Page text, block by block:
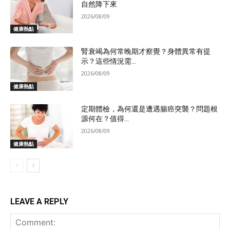
健康熱點
自然降下來
2026/08/09
健康熱點
腎衰竭為何常晚期才察覺？身體異常有提
示？這些情況需...
2026/08/09
健康熱點
定期體檢，為何還是遭遇腸癌突襲？問題根
源何在？值得...
2026/08/09
LEAVE A REPLY